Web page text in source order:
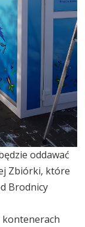
oddawać
Zbiórki, które
Brodnicy